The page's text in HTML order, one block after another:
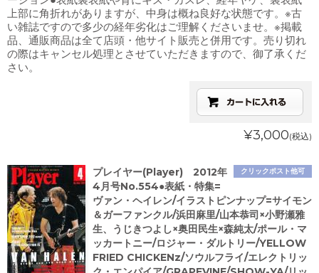
上部に角折れがありますが、中身は概ね良好な状態です。※古
い雑誌ですので多少の経年劣化はご理解くださいませ。※掲載
品、通販商品は全て店頭・他サイト販売と併用です。売り切れ
の際はキャンセル処理とさせていただきますので、御了承くだ
さい。
¥3,000(税込)
クリックポスト他可
プレイヤー(Player) 2012年
4月号No.554●表紙・特集=
ヴァン・ヘイレン/イラストピンナップ=サイモン
＆ガーファンクル/浜田麻里/山本恭司×小野瀬雅
生、うじきつよし×奥田民生×森純太/ポール・マ
ッカートニー/ロジャー・ダルトリー/YELLOW
FRIED CHICKENz/ソウルフライ/エレクトリッ